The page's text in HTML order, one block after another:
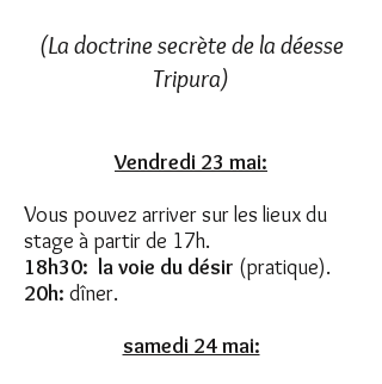
(La doctrine secrète de la déesse
Tripura)
Vendredi 23 mai:
Vous pouvez arriver sur les lieux du
stage à partir de 17h.
18h30: la voie du désir (pratique).
20h: dîner.
samedi 24 mai: